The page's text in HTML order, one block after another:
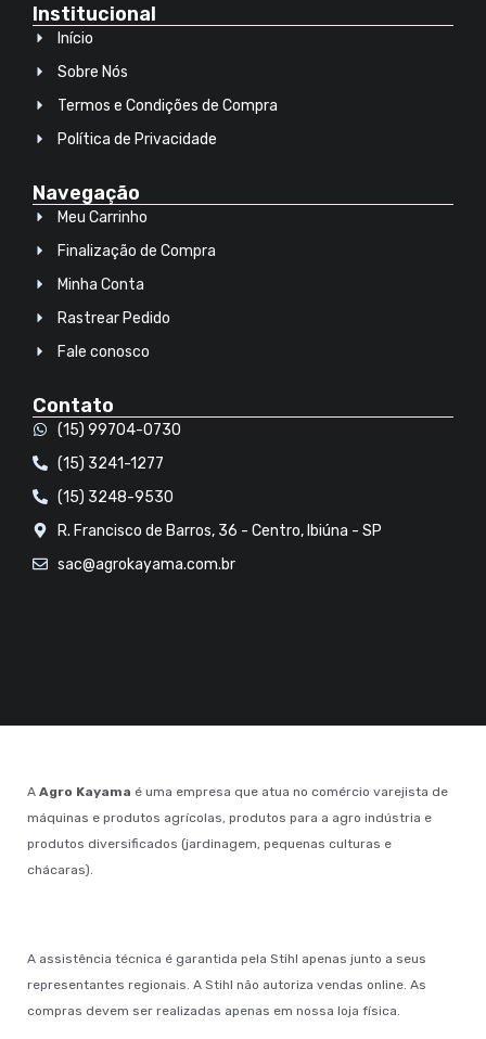
Institucional
Início
Sobre Nós
Termos e Condições de Compra
Política de Privacidade
Navegação
Meu Carrinho
Finalização de Compra
Minha Conta
Rastrear Pedido
Fale conosco
Contato
(15) 99704-0730
(15) 3241-1277
(15) 3248-9530
R. Francisco de Barros, 36 - Centro, Ibiúna - SP
sac@agrokayama.com.br
A Agro Kayama é uma empresa que atua no comércio varejista de
máquinas e produtos agrícolas, produtos para a agro indústria e
produtos diversificados (jardinagem, pequenas culturas e
chácaras).
A assistência técnica é garantida pela Stihl apenas junto a seus
representantes regionais. A Stihl não autoriza vendas online. As
compras devem ser realizadas apenas em nossa loja física.